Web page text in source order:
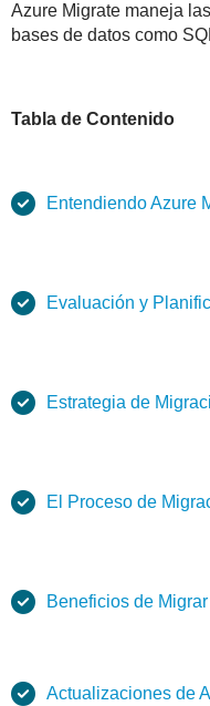
Azure Migrate maneja
bases de datos como
Tabla de Contenido
Entendiendo Azure
Evaluación y
Estrategia de
El Proceso de
Beneficios de
Actualizaciones de